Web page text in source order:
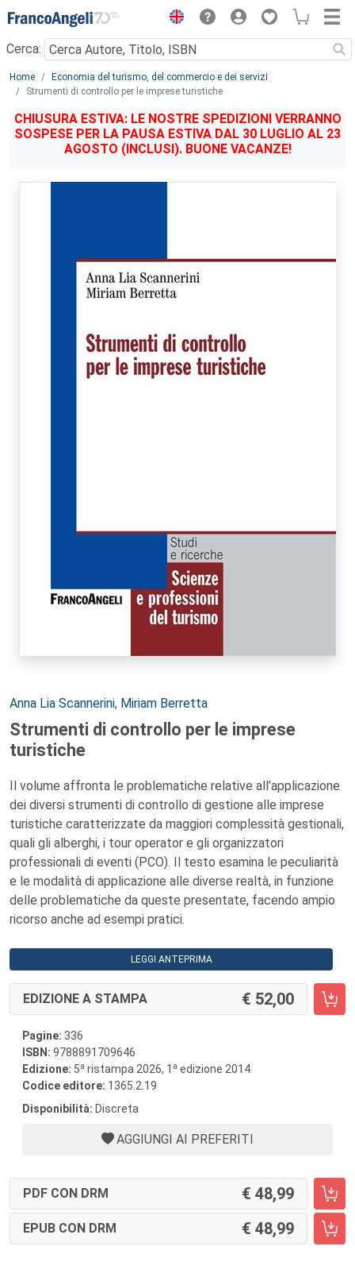
Menu
Cerca:
Main content
Home
Economia del turismo, del commercio e dei servizi
Strumenti di controllo per le imprese turistiche
CHIUSURA ESTIVA: LE NOSTRE SPEDIZIONI VERRANNO
SOSPESE PER LA PAUSA ESTIVA DAL 30 LUGLIO AL 23
AGOSTO (INCLUSI). BUONE VACANZE!
Autori:
Anna Lia Scannerini, Miriam Berretta
Strumenti di controllo per le imprese
turistiche
Il volume affronta le problematiche relative all’applicazione
dei diversi strumenti di controllo di gestione alle imprese
turistiche caratterizzate da maggiori complessità gestionali,
quali gli alberghi, i tour operator e gli organizzatori
professionali di eventi (PCO). Il testo esamina le peculiarità
e le modalità di applicazione alle diverse realtà, in funzione
delle problematiche da queste presentate, facendo ampio
ricorso anche ad esempi pratici.
LEGGI ANTEPRIMA
EDIZIONE A STAMPA 52,00
Pagine: 336
ISBN: 9788891709646
Edizione: 5a ristampa 2026, 1 a edizione 2014
Codice editore: 1365.2.19
Disponibilità: Discreta
AGGIUNGI AI PREFERITI
PDF CON DRM 48,99
EPUB CON DRM 48,99